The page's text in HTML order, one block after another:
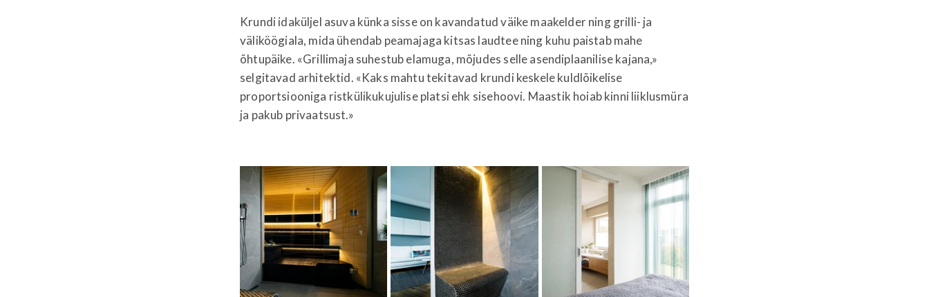
Krundi idaküljel asuva künka sisse on kavandatud väike maakelder ning grilli- ja
väliköögiala, mida ühendab peamajaga kitsas laudtee ning kuhu paistab mahe
õhtupäike. «Grillimaja suhestub elamuga, mõjudes selle asendiplaanilise kajana,»
selgitavad arhitektid. «Kaks mahtu tekitavad krundi keskele kuldlõikelise
proportsiooniga ristkülikukujulise platsi ehk sisehoovi. Maastik hoiab kinni liiklusmüra
ja pakub privaatsust.»